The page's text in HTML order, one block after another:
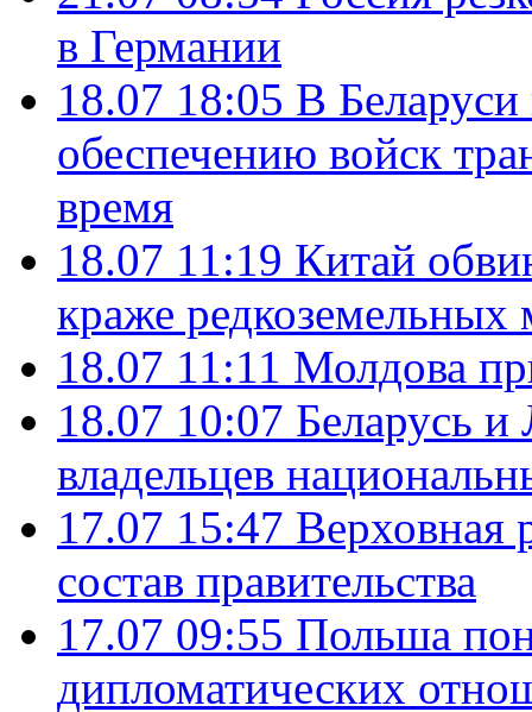
в Германии
18.07 18:05 В
обеспечению войск
время
18.07 11:19 Китай
краже редкоземельных
18.07 11:11 Молдова
18.07 10:07 Беларусь
владельцев
17.07 15:47 Верховная
состав правительства
17.07 09:55 Польша
дипломатических